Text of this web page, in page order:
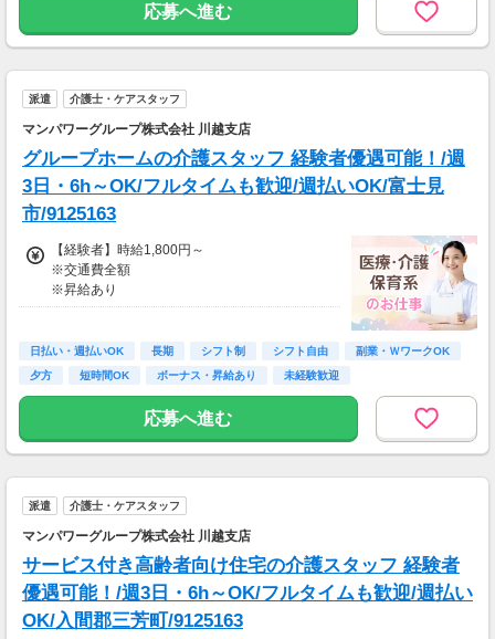
※資格手当あり（時給50円～UP/資格の種類に
よって異なる）
※週払いOK（規定あり）
（稼働開始時は手続き完了次第となります）
交通費：別途全額支給
※車・バイク通勤に関して施設により異なる場
合あり（応相談）
応募へ進む
派遣 介護士・ケアスタッフ
マンパワーグループ株式会社 川越支店
グループホームの介護スタッフ 経験者優遇可能！/週
3日・6h～OK/フルタイムも歓迎/週払いOK/富士見
市/9125163
【経験者】時給1,800円～
※交通費全額
※昇給あり
◎日勤／経験者の場合
・日収(1,800*8)円（時給1,800円×8h）
※資格手当あり（時給50円～UP/資格の種類に
よって異なる）
※週払いOK（規定あり）
→金曜日締め最短翌週火曜日にお給料GET♪
（稼働開始時は手続き完了次第となります）
日払い・週払いOK 長期 シフト制 シフト自由
副業・ＷワークOK
夕方
短時間OK ボーナス・昇給あり 未経験歓迎
応募へ進む
派遣 介護士・ケアスタッフ
マンパワーグループ株式会社 川越支店
サービス付き高齢者向け住宅の介護スタッフ 経験者
優遇可能！/週3日・6h～OK/フルタイムも歓迎/週払い
OK/入間郡三芳町/9125163